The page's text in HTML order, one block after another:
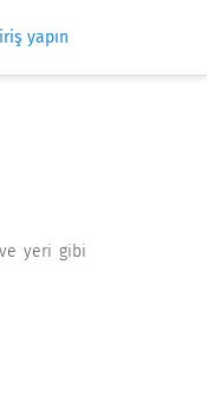
yapın
yeri gibi